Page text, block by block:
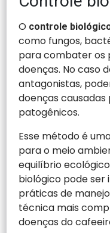
O controle
como fungos,
para combater os
doenças. No caso
antagonistas,
doenças
patogênicos.
Esse método é
para o meio
equilíbrio
biológico pode
práticas de
técnica mais
doenças do